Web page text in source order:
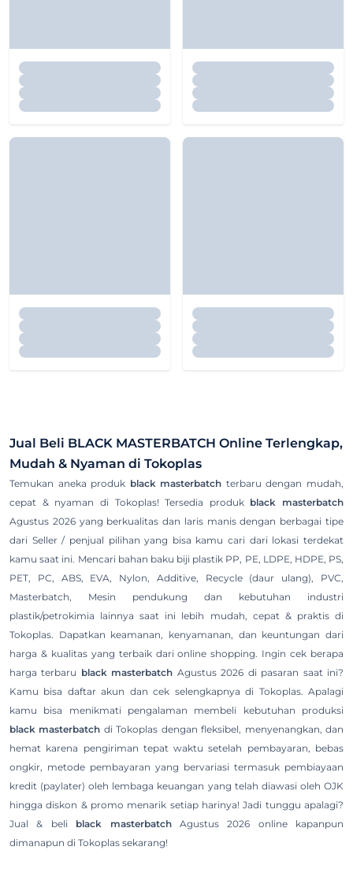
Jual Beli BLACK MASTERBATCH Online Terlengkap,
Mudah & Nyaman di Tokoplas
Temukan aneka produk black masterbatch terbaru dengan mudah,
cepat & nyaman di Tokoplas! Tersedia produk black masterbatch
Agustus 2026 yang berkualitas dan laris manis dengan berbagai tipe
dari Seller / penjual pilihan yang bisa kamu cari dari lokasi terdekat
kamu saat ini. Mencari bahan baku biji plastik PP, PE, LDPE, HDPE, PS,
PET, PC, ABS, EVA, Nylon, Additive, Recycle (daur ulang), PVC,
Masterbatch, Mesin pendukung dan kebutuhan industri
plastik/petrokimia lainnya saat ini lebih mudah, cepat & praktis di
Tokoplas. Dapatkan keamanan, kenyamanan, dan keuntungan dari
harga & kualitas yang terbaik dari online shopping. Ingin cek berapa
harga terbaru black masterbatch Agustus 2026 di pasaran saat ini?
Kamu bisa daftar akun dan cek selengkapnya di Tokoplas. Apalagi
kamu bisa menikmati pengalaman membeli kebutuhan produksi
black masterbatch di Tokoplas dengan fleksibel, menyenangkan, dan
hemat karena pengiriman tepat waktu setelah pembayaran, bebas
ongkir, metode pembayaran yang bervariasi termasuk pembiayaan
kredit (paylater) oleh lembaga keuangan yang telah diawasi oleh OJK
hingga diskon & promo menarik setiap harinya! Jadi tunggu apalagi?
Jual & beli black masterbatchAgustus 2026 online kapanpun
dimanapun di Tokoplas sekarang!